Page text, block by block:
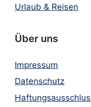
Urlaub & Reisen
Über uns
Impressum
Datenschutz